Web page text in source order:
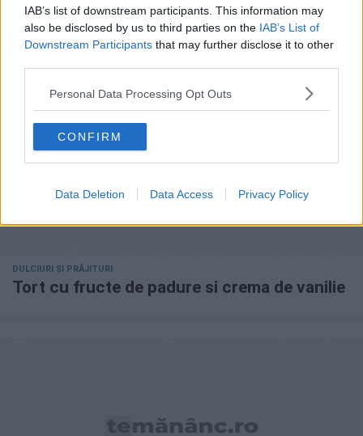
IAB’s list of downstream participants. This information may
also be disclosed by us to third parties on the IAB’s List of
Downstream Participants that may further disclose it to other
Personal Data Processing Opt Outs
CONFIRM
Data Deletion Data Access Privacy Policy
Churros cu crema de lamaie
DULCIURI ȘI PRĂJITURI
Tort cu fructe de padure si crema de vanilie